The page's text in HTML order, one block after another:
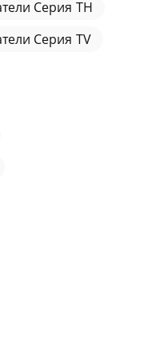
Серия TH
Серия TV